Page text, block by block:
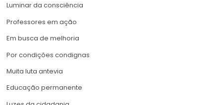
Luminar da consciência
Professores em ação
Em busca de melhoria
Por condições condignas
Muita luta antevia
Educação permanente